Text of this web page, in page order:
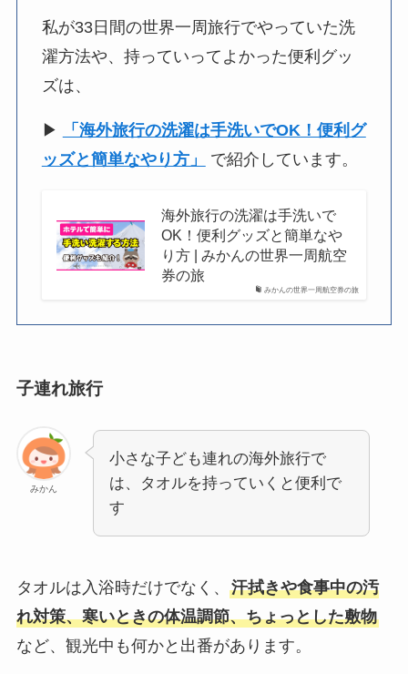
私が33日間の世界一周旅行でやっていた洗
濯方法や、持っていってよかった便利グッ
ズは、
▶︎
「海外旅行の洗濯は手洗いでOK！便利グ
ッズと簡単なやり方」
で紹介しています。
みかんの世界一周航空券の旅
海外旅行の洗濯は手洗いで
OK！便利グッズと簡単なや
り方 | みかんの世界一周航空
券の旅
子連れ旅行
みかん
小さな子ども連れの海外旅行で
は、タオルを持っていくと便利で
す
タオルは入浴時だけでなく、 汗拭きや食事中の汚
れ対策、寒いときの体温調節、ちょっとした敷物
など、観光中も何かと出番があります。